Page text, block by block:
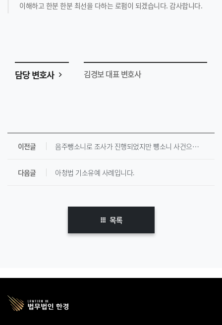
이해하고 한분 한분 최선을 다하는 로펌이 되겠습니다. 감사합니다.
담당 변호사 김경보 대표 변호사
이전글 음주뺑소니로 조사가 진행되었지만 뻉소니 사건으로 처리되어 벌금형 받은 사례입니다.
다음글 아청법 기소유예 사례입니다.
목록